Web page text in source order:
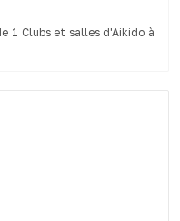
1 Clubs et salles d'Aikido à